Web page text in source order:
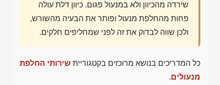
שירדה מהכיוון ולא במנעול פגום. כיוון דלת עולה
פחות מהחלפת מנעול ופותר את הבעיה מהשורש,
ולכן שווה לבדוק את זה לפני שמחליפים חלקים.
כל המדריכים בנושא מרוכזים בקטגוריית שירותי החלפת
מנעולים.